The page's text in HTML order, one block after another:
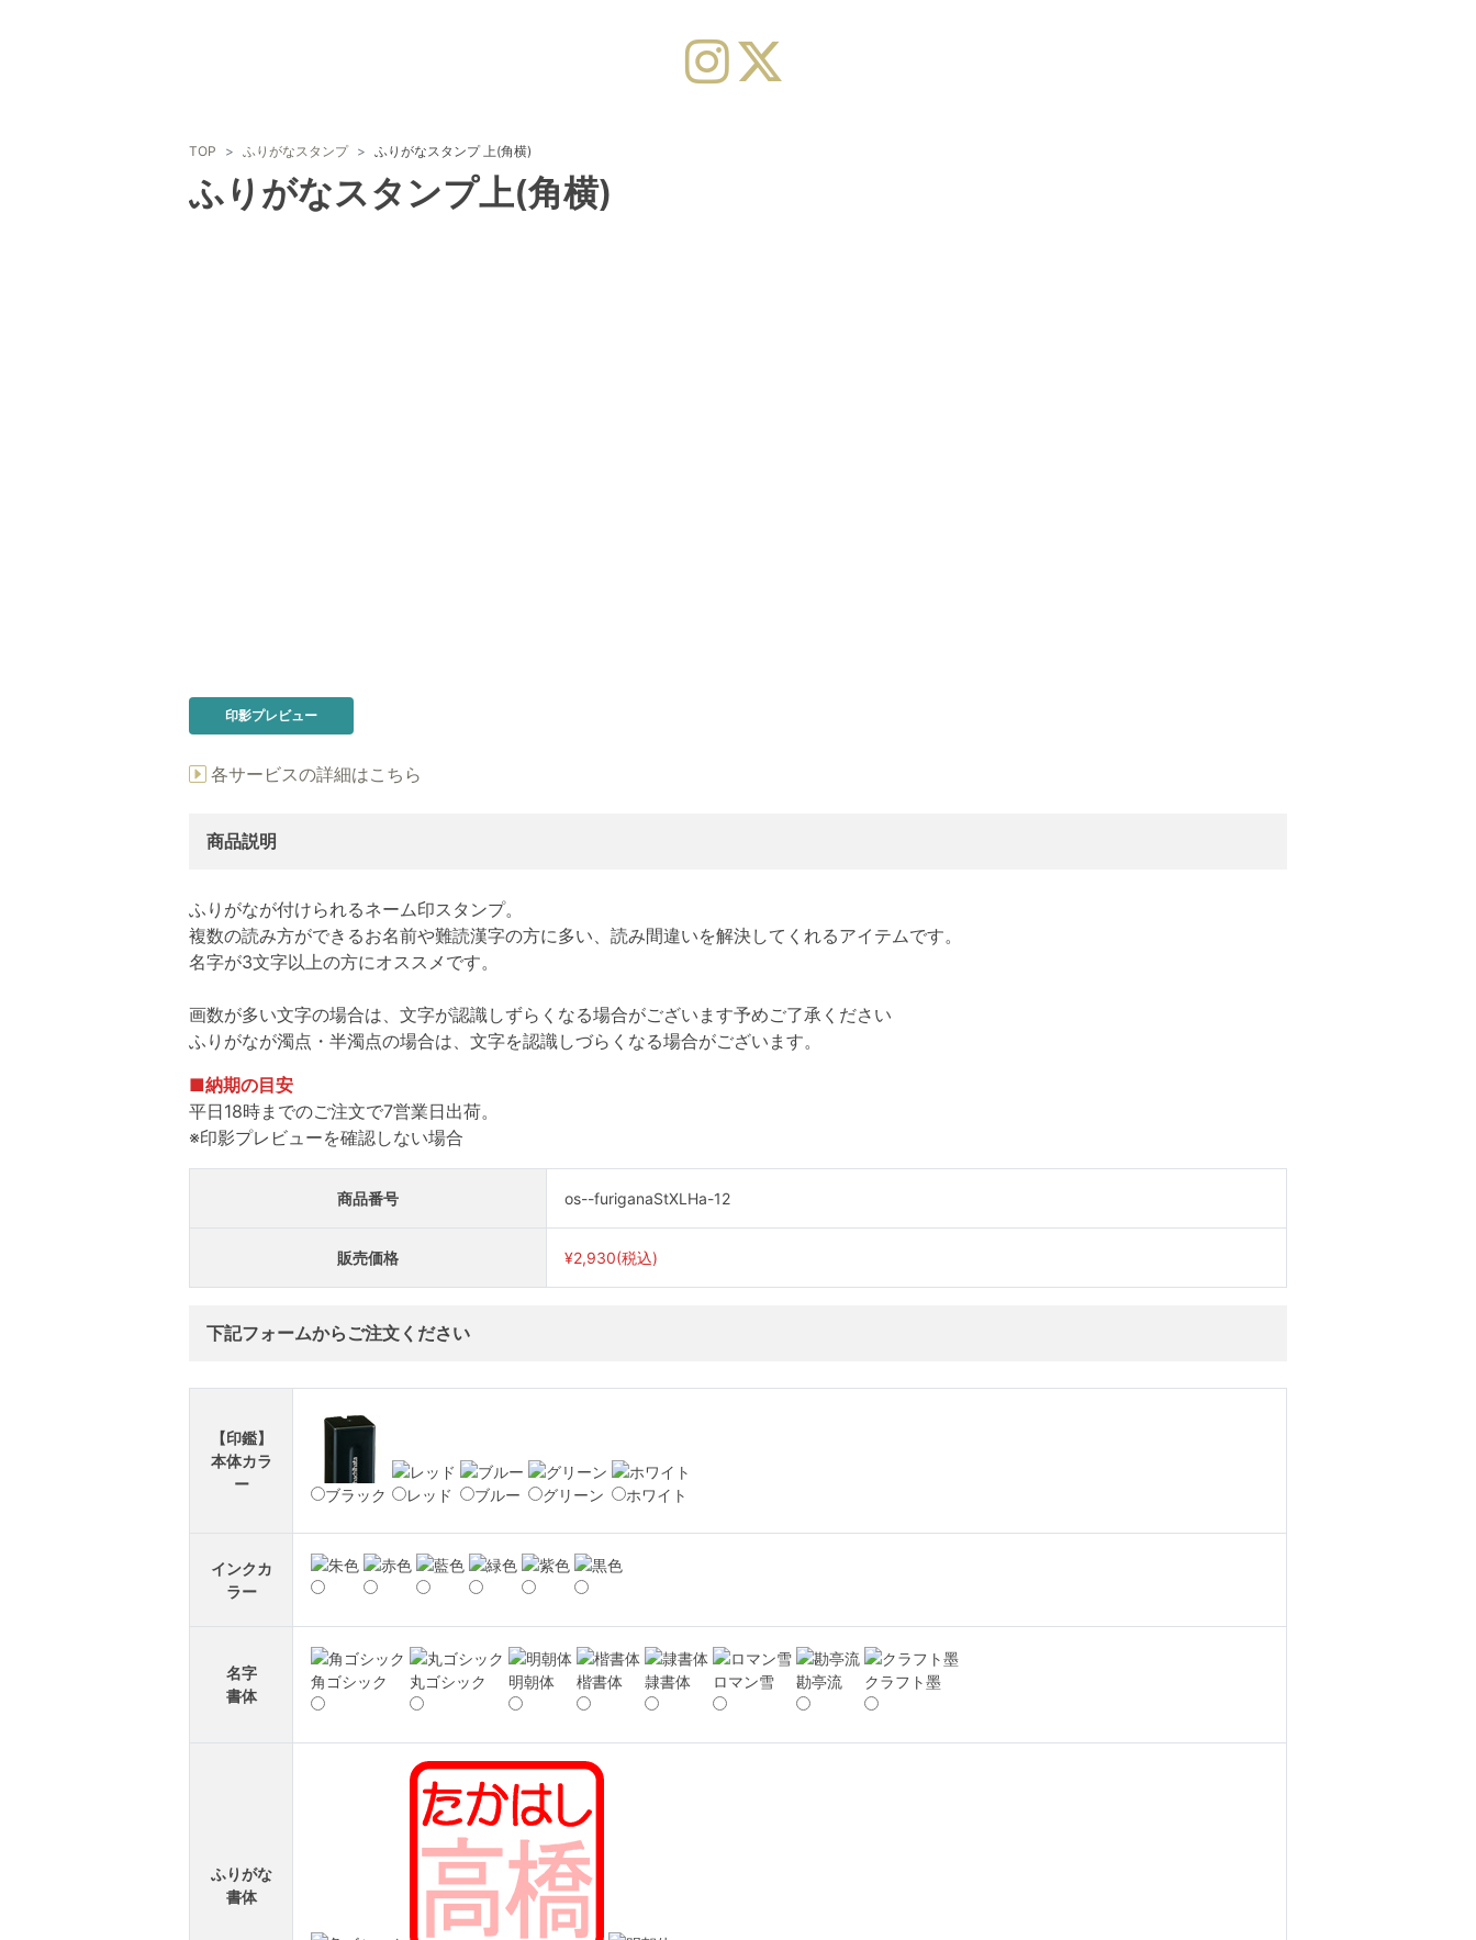
TOP ふりがなスタンプ ふりがなスタンプ 上(角横)
ふりがなスタンプ上(角横)
印影プレビュー
各サービスの詳細はこちら
商品説明
ふりがなが付けられるネーム印スタンプ。
複数の読み方ができるお名前や難読漢字の方に多い、読み間違いを解決してくれるアイテムです。
名字が3文字以上の方にオススメです。
画数が多い文字の場合は、文字が認識しずらくなる場合がございます予めご了承ください
ふりがなが濁点・半濁点の場合は、文字を認識しづらくなる場合がございます。
■納期の目安
平日18時までのご注文で7営業日出荷。
※印影プレビューを確認しない場合
商品番号 os--furiganaStXLHa-12
販売価格 ¥2,930(税込)
下記フォームからご注文ください
【印鑑】
本体カラ
ー
ブラック レッド ブルー グリーン ホワイト
インクカ
ラー
名字
書体
角ゴシック 丸ゴシック 明朝体 楷書体 隷書体 ロマン雪 勘亭流 クラフト墨
ふりがな
書体